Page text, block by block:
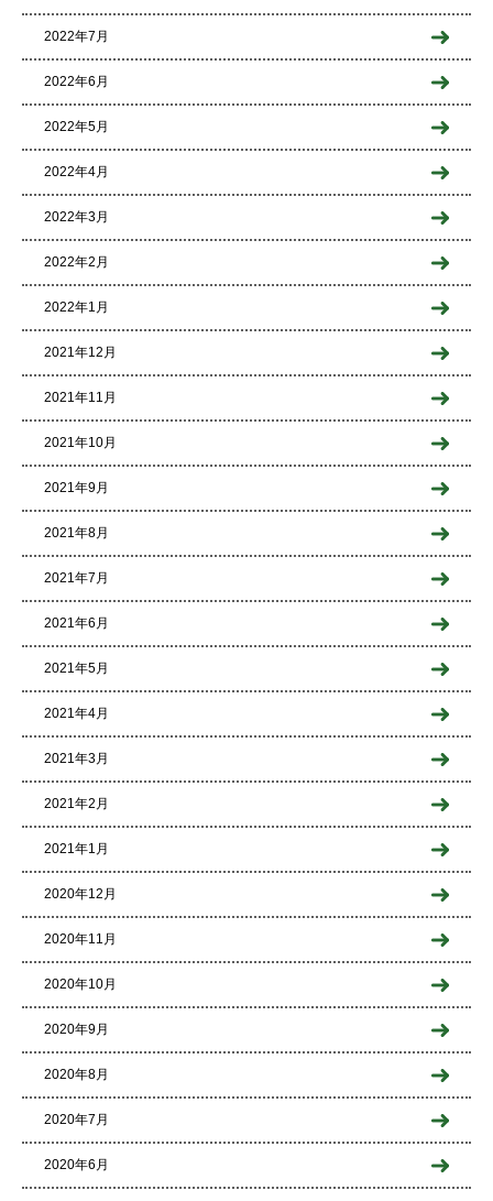
2022年7月
2022年6月
2022年5月
2022年4月
2022年3月
2022年2月
2022年1月
2021年12月
2021年11月
2021年10月
2021年9月
2021年8月
2021年7月
2021年6月
2021年5月
2021年4月
2021年3月
2021年2月
2021年1月
2020年12月
2020年11月
2020年10月
2020年9月
2020年8月
2020年7月
2020年6月